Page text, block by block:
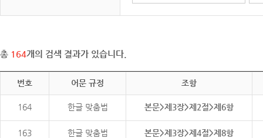
총 164개의 검색 결과가 있습니다.
번호 어문 규정 조항
164 한글 맞춤법 본문>제3장>제2절>제6항
163 한글 맞춤법 본문>제3장>제4절>제8항